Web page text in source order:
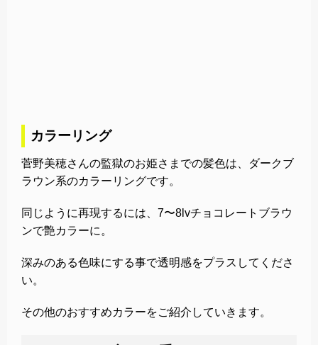
カラーリング
菅野美穂さんの監獄のお姫さまでの髪色は、ダークブ
ラウン系のカラーリングです。
同じように再現するには、7〜8lvチョコレートブラウ
ンで艶カラーに。
深みのある色味にする事で透明感をプラスしてくださ
い。
その他のおすすめカラーをご紹介していきます。